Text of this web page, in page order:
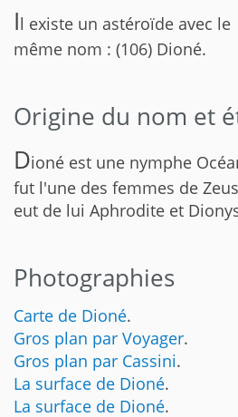
Il existe un astéroïde avec le
même nom : (106) Dioné.
Origine du nom et
Dioné est une nymphe
fut l'une des femmes de
eut de lui Aphrodite et
Photographies
Carte de Dioné.
Gros plan par Voyager.
Gros plan par Cassini.
La surface de Dioné.
La surface de Dioné.